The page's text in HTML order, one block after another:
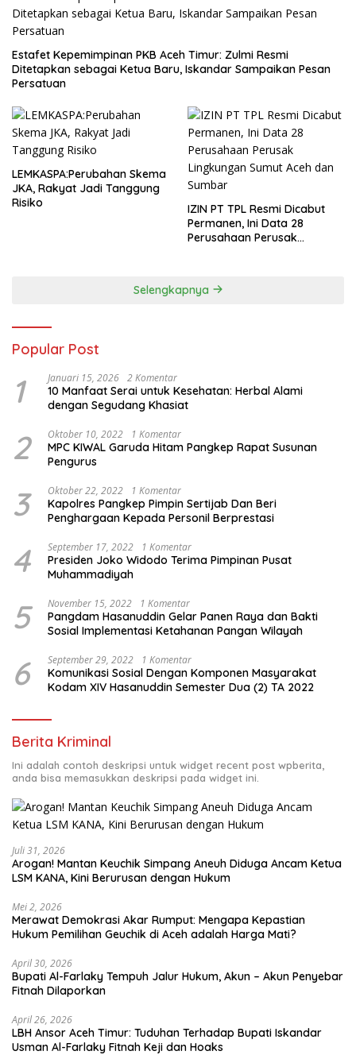
Estafet Kepemimpinan PKB Aceh Timur: Zulmi Resmi
Ditetapkan sebagai Ketua Baru, Iskandar Sampaikan Pesan
Persatuan
LEMKASPA:Perubahan Skema
JKA, Rakyat Jadi Tanggung
Risiko
IZIN PT TPL Resmi Dicabut
Permanen, Ini Data 28
Perusahaan Perusak
Selengkapnya
Popular Post
1 Januari 15, 2026 2 Komentar
10 Manfaat Serai untuk Kesehatan: Herbal Alami
dengan Segudang Khasiat
2 Oktober 10, 2022 1 Komentar
MPC KIWAL Garuda Hitam Pangkep Rapat Susunan
Pengurus
3 Oktober 22, 2022 1 Komentar
Kapolres Pangkep Pimpin Sertijab Dan Beri
Penghargaan Kepada Personil Berprestasi
4 September 17, 2022 1 Komentar
Presiden Joko Widodo Terima Pimpinan Pusat
Muhammadiyah
5 November 15, 2022 1 Komentar
Pangdam Hasanuddin Gelar Panen Raya dan Bakti
Sosial Implementasi Ketahanan Pangan Wilayah
6 September 29, 2022 1 Komentar
Komunikasi Sosial Dengan Komponen Masyarakat
Kodam XIV Hasanuddin Semester Dua (2) TA 2022
Berita Kriminal
Ini adalah contoh deskripsi untuk widget recent post wpberita,
anda bisa memasukkan deskripsi pada widget ini.
Juli 31, 2026
Arogan! Mantan Keuchik Simpang Aneuh Diduga Ancam Ketua
LSM KANA, Kini Berurusan dengan Hukum
Mei 2, 2026
Merawat Demokrasi Akar Rumput: Mengapa Kepastian
April 30, 2026
Bupati Al-Farlaky Tempuh Jalur Hukum, Akun – Akun Penyebar
Fitnah Dilaporkan
April 26, 2026
LBH Ansor Aceh Timur: Tuduhan Terhadap Bupati Iskandar
Usman Al-Farlaky Fitnah Keji dan Hoaks